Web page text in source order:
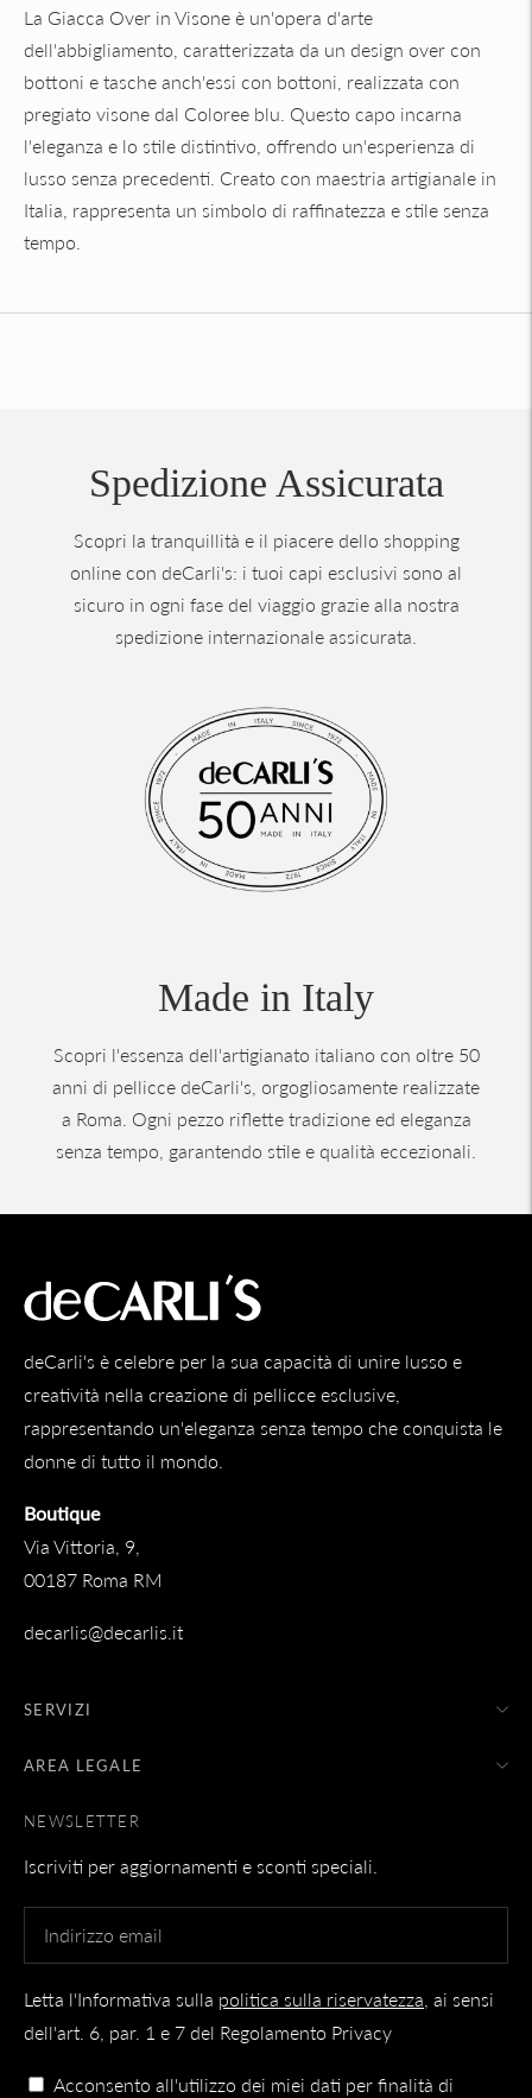
La Giacca Over in Visone è un'opera d'arte
dell'abbigliamento, caratterizzata da un design over con
bottoni e tasche anch'essi con bottoni, realizzata con
pregiato visone dal Coloree blu. Questo capo incarna
l'eleganza e lo stile distintivo, offrendo un'esperienza di
lusso senza precedenti. Creato con maestria artigianale in
Italia, rappresenta un simbolo di raffinatezza e stile senza
tempo.
un
Spedizione Assicurata
Scopri la tranquillità e il piacere dello shopping
online con deCarli's: i tuoi capi esclusivi sono al
sicuro in ogni fase del viaggio grazie alla nostra
spedizione internazionale assicurata.
Made in Italy
Scopri l'essenza dell'artigianato italiano con oltre 50
anni di pellicce deCarli's, orgogliosamente realizzate
a Roma. Ogni pezzo riflette tradizione ed eleganza
senza tempo, garantendo stile e qualità eccezionali.
deCarli's è celebre per la sua capacità di unire lusso e
creatività nella creazione di pellicce esclusive,
rappresentando un'eleganza senza tempo che conquista le
donne di tutto il mondo.
Boutique
Via Vittoria, 9,
00187 Roma RM
decarlis@decarlis.it
SERVIZI
AREA LEGALE
NEWSLETTER
Iscriviti per aggiornamenti e sconti speciali.
Letta l'Informativa sulla politica sulla riservatezza , ai sensi
dell'art. 6, par. 1 e 7 del Regolamento Privacy
Acconsento all'utilizzo dei miei dati per finalità di